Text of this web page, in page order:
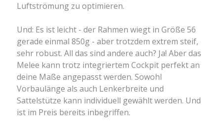
Luftströmung zu optimieren.
Und: Es ist leicht - der Rahmen wiegt in Größe 56
gerade einmal 850g - aber trotzdem extrem steif,
sehr robust. All das sind andere auch? Ja! Aber das
Melee kann trotz integriertem Cockpit perfekt an
deine Maße angepasst werden. Sowohl
Vorbaulänge als auch Lenkerbreite und
Sattelstütze kann individuell gewählt werden. Und
ist im Preis bereits inbegriffen.